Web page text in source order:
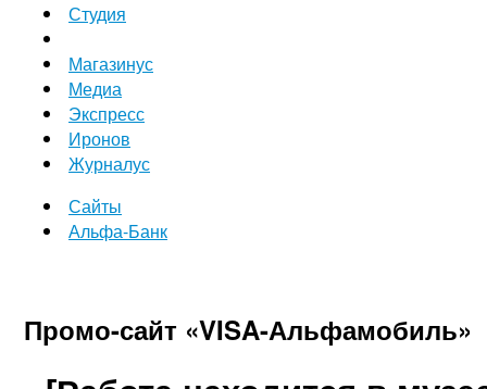
Студия
Магазинус
Медиа
Экспресс
Иронов
Журналус
Сайты
Альфа-Банк
Промо-сайт «VISA-Альфамобиль»